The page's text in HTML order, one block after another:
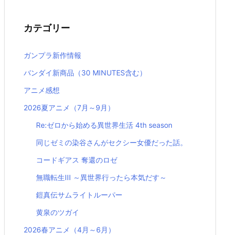
カテゴリー
ガンプラ新作情報
バンダイ新商品（30 MINUTES含む）
アニメ感想
2026夏アニメ（7月～9月）
Re:ゼロから始める異世界生活 4th season
同じゼミの染谷さんがセクシー女優だった話。
コードギアス 奪還のロゼ
無職転生III ～異世界行ったら本気だす～
鎧真伝サムライトルーパー
黄泉のツガイ
2026春アニメ（4月～6月）